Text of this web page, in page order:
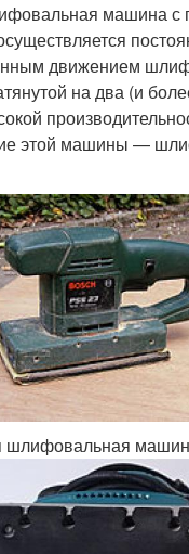
машина с
движением
на два (и
этой машины —
шлифовальная